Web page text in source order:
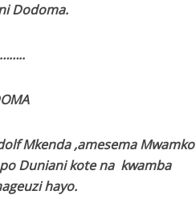
Dodoma.
Mkenda ,amesema Mwamko
Duniani kote na kwamba
hayo.